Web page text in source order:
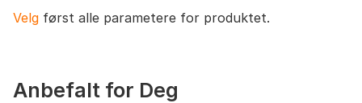
LSL-hylse, rullnålelager, forseglet
Velg først alle parametere for produktet.
Anbefalt for Deg